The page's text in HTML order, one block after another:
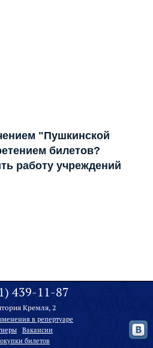
"Пушкинской
билетов?
работу учреждений
439-11-87
Кремля, 2
в репертуаре
Вакансии
билетов